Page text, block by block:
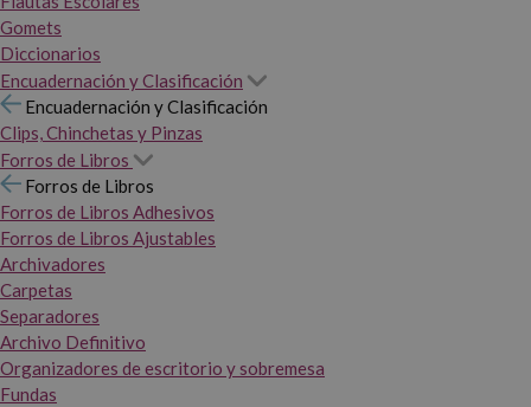
Gomets
Diccionarios
Encuadernación y Clasificación
Encuadernación y Clasificación
Clips, Chinchetas y Pinzas
Forros de Libros
Forros de Libros
Forros de Libros Adhesivos
Forros de Libros Ajustables
Archivadores
Carpetas
Separadores
Archivo Definitivo
Organizadores de escritorio y sobremesa
Fundas